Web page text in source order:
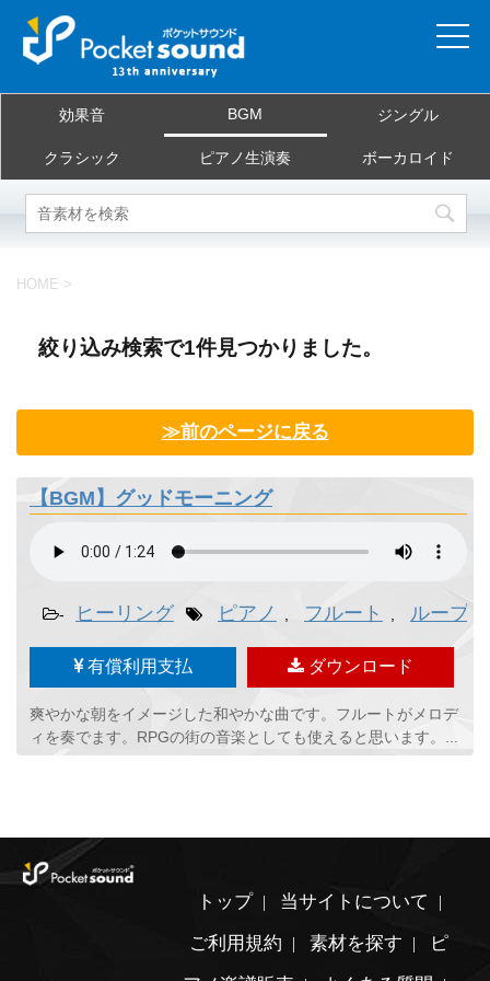
当サイトについて
ご利用規約
効果音 BGM ジングル
クラシック ピアノ生演奏 ボーカロイド
HOME >
絞り込み検索で1件見つかりました。
≫前のページに戻る
【BGM】グッドモーニング
- ヒーリング ピアノ フルート ループ
有償利用支払 ダウンロード
爽やかな朝をイメージした和やかな曲です。フルートがメロデ
ィを奏でます。RPGの街の音楽としても使えると思います。...
トップ
当サイトについて
ご利用規約
素材を探す
ピ